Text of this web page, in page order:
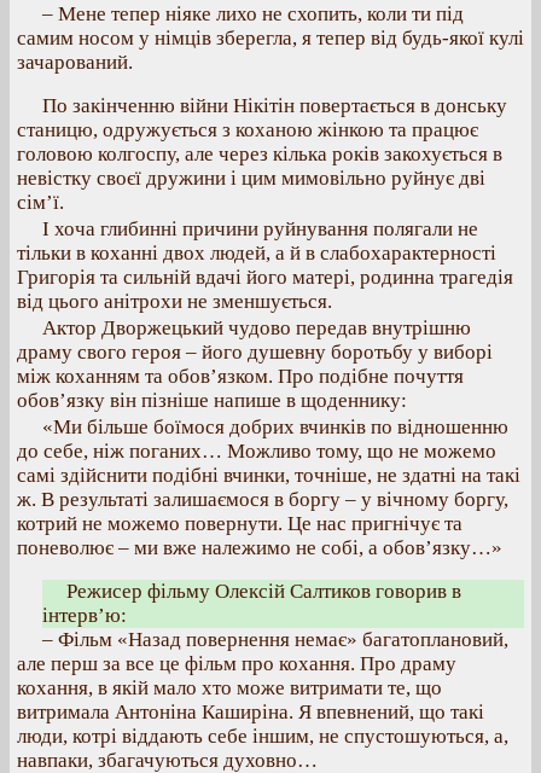
– Мене тепер ніяке лихо не схопить, коли ти під
самим носом у німців зберегла, я тепер від будь-якої кулі
зачарований.
По закінченню війни Нікітін повертається в донську
станицю, одружується з коханою жінкою та працює
головою колгоспу, але через кілька років закохується в
невістку своєї дружини і цим мимовільно руйнує дві
сім’ї.
І хоча глибинні причини руйнування полягали не
тільки в коханні двох людей, а й в слабохарактерності
Григорія та сильній вдачі його матері, родинна трагедія
від цього анітрохи не зменшується.
Актор Дворжецький чудово передав внутрішню
драму свого героя – його душевну боротьбу у виборі
між коханням та обов’язком. Про подібне почуття
обов’язку він пізніше напише в щоденнику:
«Ми більше боїмося добрих вчинків по відношенню
до себе, ніж поганих… Можливо тому, що не можемо
самі здійснити подібні вчинки, точніше, не здатні на такі
ж. В результаті залишаємося в боргу – у вічному боргу,
котрий не можемо повернути. Це нас пригнічує та
поневолює – ми вже належимо не собі, а обов’язку…»
Режисер фільму Олексій Салтиков говорив в
інтерв’ю:
– Фільм «Назад повернення немає» багатоплановий,
але перш за все це фільм про кохання. Про драму
кохання, в якій мало хто може витримати те, що
витримала Антоніна Каширіна. Я впевнений, що такі
люди, котрі віддають себе іншим, не спустошуються, а,
навпаки, збагачуються духовно…